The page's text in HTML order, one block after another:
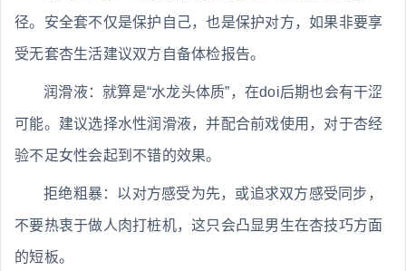
径。安全套不仅是保护自己，也是保护对方，如果非要享
受无套杏生活建议双方自备体检报告。
润滑液：就算是“水龙头体质”，在doi后期也会有干涩
可能。建议选择水性润滑液，并配合前戏使用，对于杏经
验不足女性会起到不错的效果。
拒绝粗暴：以对方感受为先，或追求双方感受同步，
不要热衷于做人肉打桩机，这只会凸显男生在杏技巧方面
的短板。